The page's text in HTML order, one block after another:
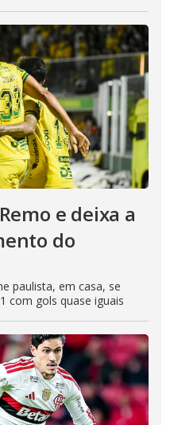
e deixa a
do
paulista, em casa, se
com gols quase iguais